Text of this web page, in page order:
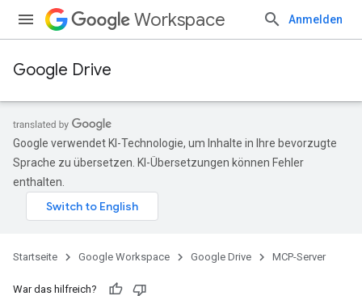
Workspace Anmelden
Google Drive
Google verwendet KI-Technologie, um Inhalte in Ihre bevorzugte
Sprache zu übersetzen. KI-Übersetzungen können Fehler
enthalten.
Startseite Google Workspace Google Drive MCP-Server
War das hilfreich?